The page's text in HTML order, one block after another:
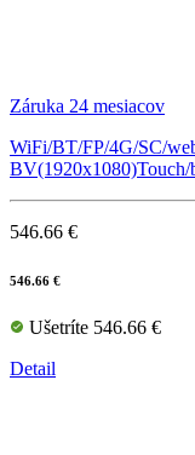
Záruka 24 mesiacov
WiFi/BT/FP/4G/SC/
546.66 €
546.66 €
Ušetríte 546.66 €
Detail